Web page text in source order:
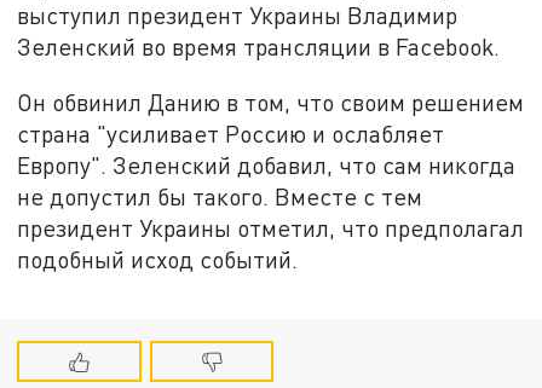
выступил президент Украины Владимир
Зеленский во время трансляции в Facebook.
Он обвинил Данию в том, что своим решением
страна "усиливает Россию и ослабляет
Европу". Зеленский добавил, что сам никогда
не допустил бы такого. Вместе с тем
президент Украины отметил, что предполагал
подобный исход событий.